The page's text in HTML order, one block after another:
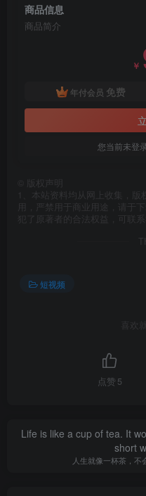
商品信息
商品简介
￥
年付会员 免费
您当前未登
版权声明
1、本站资料均从网上收集，版
用，严禁用于商业用途，请于
犯了原著者的合法权益，可联系
短视频
喜欢
点赞 5
Life is like a cup of tea. It
short
人生就像一杯茶，不